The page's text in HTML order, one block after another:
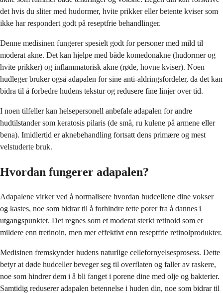
det hvis du sliter med hudormer, hvite prikker eller betente kviser som
ikke har respondert godt på reseptfrie behandlinger.
Denne medisinen fungerer spesielt godt for personer med mild til
moderat akne. Det kan hjelpe med både komedonakne (hudormer og
hvite prikker) og inflammatorisk akne (røde, hovne kviser). Noen
hudleger bruker også adapalen for sine anti-aldringsfordeler, da det kan
bidra til å forbedre hudens tekstur og redusere fine linjer over tid.
I noen tilfeller kan helsepersonell anbefale adapalen for andre
hudtilstander som keratosis pilaris (de små, ru kulene på armene eller
bena). Imidlertid er aknebehandling fortsatt dens primære og mest
velstuderte bruk.
Hvordan fungerer adapalen?
Adapalene virker ved å normalisere hvordan hudcellene dine vokser
og kastes, noe som bidrar til å forhindre tette porer fra å dannes i
utgangspunktet. Det regnes som et moderat sterkt retinoid som er
mildere enn tretinoin, men mer effektivt enn reseptfrie retinolprodukter.
Medisinen fremskynder hudens naturlige cellefornyelsesprosess. Dette
betyr at døde hudceller beveger seg til overflaten og faller av raskere,
noe som hindrer dem i å bli fanget i porene dine med olje og bakterier.
Samtidig reduserer adapalen betennelse i huden din, noe som bidrar til